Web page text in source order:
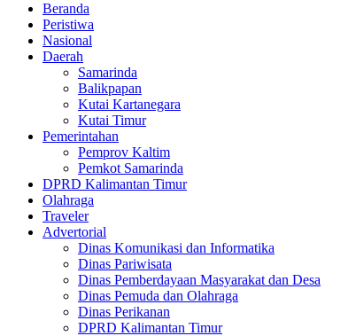
Beranda
Peristiwa
Nasional
Daerah
Samarinda
Balikpapan
Kutai Kartanegara
Kutai Timur
Pemerintahan
Pemprov Kaltim
Pemkot Samarinda
DPRD Kalimantan Timur
Olahraga
Traveler
Advertorial
Dinas Komunikasi dan Informatika
Dinas Pariwisata
Dinas Pemberdayaan Masyarakat dan Desa
Dinas Pemuda dan Olahraga
Dinas Perikanan
DPRD Kalimantan Timur